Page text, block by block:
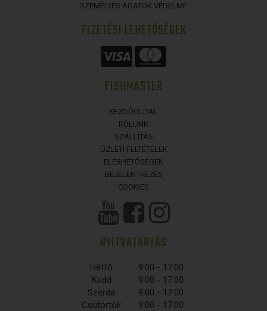
SZEMÉLYES ADATOK VÉDELME
FIZETÉSI LEHETŐSÉGEK
FISHMASTER
KEZDŐOLDAL
RÓLUNK
SZÁLLÍTÁS
ÜZLETI FELTÉTELEK
ELÉRHETŐSÉGEK
BEJELENTKEZÉS
COOKIES
NYITVATARTÁS
Hétfő
9:00 - 17:00
Kedd
9:00 - 17:00
Szerda
9:00 - 17:00
Csütörtök
9:00 - 17:00